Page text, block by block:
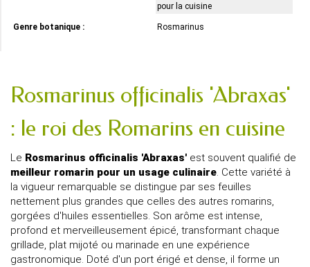
pour la cuisine
Genre botanique : Rosmarinus
Rosmarinus officinalis 'Abraxas'
: le roi des Romarins en cuisine
Le Rosmarinus officinalis 'Abraxas' est souvent qualifié de
meilleur romarin pour un usage culinaire. Cette variété à
la vigueur remarquable se distingue par ses feuilles
nettement plus grandes que celles des autres romarins,
gorgées d'huiles essentielles. Son arôme est intense,
profond et merveilleusement épicé, transformant chaque
grillade, plat mijoté ou marinade en une expérience
gastronomique. Doté d'un port érigé et dense, il forme un